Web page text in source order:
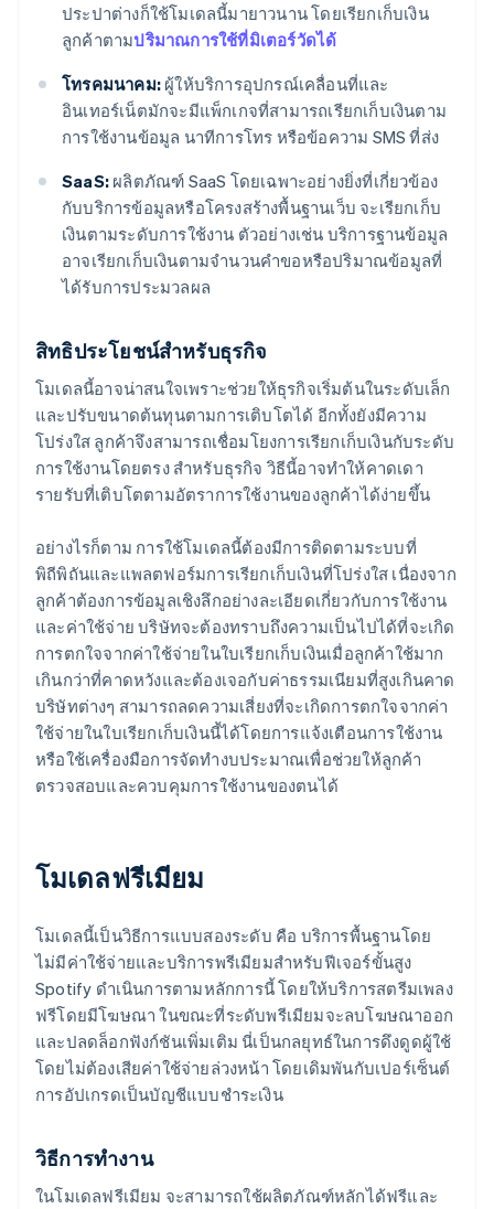
ประปาต่างก็ใช้โมเดลนี้มายาวนาน โดยเรียกเก็บเงิน
ลูกค้าตามปริมาณการใช้ที่มิเตอร์วัดได้
โทรคมนาคม: ผู้ให้บริการอุปกรณ์เคลื่อนที่และ
อินเทอร์เน็ตมักจะมีแพ็กเกจที่สามารถเรียกเก็บเงินตาม
การใช้งานข้อมูล นาทีการโทร หรือข้อความ SMS ที่ส่ง
SaaS: ผลิตภัณฑ์ SaaS โดยเฉพาะอย่างยิ่งที่เกี่ยวข้อง
กับบริการข้อมูลหรือโครงสร้างพื้นฐานเว็บ จะเรียกเก็บ
เงินตามระดับการใช้งาน ตัวอย่างเช่น บริการฐานข้อมูล
อาจเรียกเก็บเงินตามจำนวนคำขอหรือปริมาณข้อมูลที่
ได้รับการประมวลผล
สิทธิประโยชน์สำหรับธุรกิจ
โมเดลนี้อาจน่าสนใจเพราะช่วยให้ธุรกิจเริ่มต้นในระดับเล็ก
และปรับขนาดต้นทุนตามการเติบโตได้ อีกทั้งยังมีความ
โปร่งใส ลูกค้าจึงสามารถเชื่อมโยงการเรียกเก็บเงินกับระดับ
การใช้งานโดยตรง สำหรับธุรกิจ วิธีนี้อาจทำให้คาดเดา
รายรับที่เติบโตตามอัตราการใช้งานของลูกค้าได้ง่ายขึ้น
อย่างไรก็ตาม การใช้โมเดลนี้ต้องมีการติดตามระบบที่
พิถีพิถันและแพลตฟอร์มการเรียกเก็บเงินที่โปร่งใส เนื่องจาก
ลูกค้าต้องการข้อมูลเชิงลึกอย่างละเอียดเกี่ยวกับการใช้งาน
และค่าใช้จ่าย บริษัทจะต้องทราบถึงความเป็นไปได้ที่จะเกิด
การตกใจจากค่าใช้จ่ายในใบเรียกเก็บเงินเมื่อลูกค้าใช้มาก
เกินกว่าที่คาดหวังและต้องเจอกับค่าธรรมเนียมที่สูงเกินคาด
บริษัทต่างๆ สามารถลดความเสี่ยงที่จะเกิดการตกใจจากค่า
ใช้จ่ายในใบเรียกเก็บเงินนี้ได้โดยการแจ้งเตือนการใช้งาน
หรือใช้เครื่องมือการจัดทำงบประมาณเพื่อช่วยให้ลูกค้า
ตรวจสอบและควบคุมการใช้งานของตนได้
โมเดลฟรีเมียม
โมเดลนี้เป็นวิธีการแบบสองระดับ คือ บริการพื้นฐานโดย
ไม่มีค่าใช้จ่ายและบริการพรีเมียมสำหรับฟีเจอร์ขั้นสูง
Spotify ดำเนินการตามหลักการนี้ โดยให้บริการสตรีมเพลง
ฟรีโดยมีโฆษณา ในขณะที่ระดับพรีเมียมจะลบโฆษณาออก
และปลดล็อกฟังก์ชันเพิ่มเติม นี่เป็นกลยุทธ์ในการดึงดูดผู้ใช้
โดยไม่ต้องเสียค่าใช้จ่ายล่วงหน้า โดยเดิมพันกับเปอร์เซ็นต์
การอัปเกรดเป็นบัญชีแบบชำระเงิน
วิธีการทำงาน
ในโมเดลฟรีเมียม จะสามารถใช้ผลิตภัณฑ์หลักได้ฟรีและ